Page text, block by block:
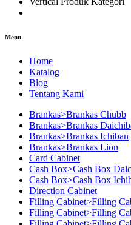
Menu
Home
Katalog
Blog
Tentang Kami
Brankas>Brankas Chubb
Brankas>Brankas
Brankas>Brankas Ichiban
Brankas>Brankas Lion
Card Cabinet
Cash Box>Cash Box
Cash Box>Cash Box
Direction Cabinet
Filling Cabinet>Filling
Filling Cabinet>Filling